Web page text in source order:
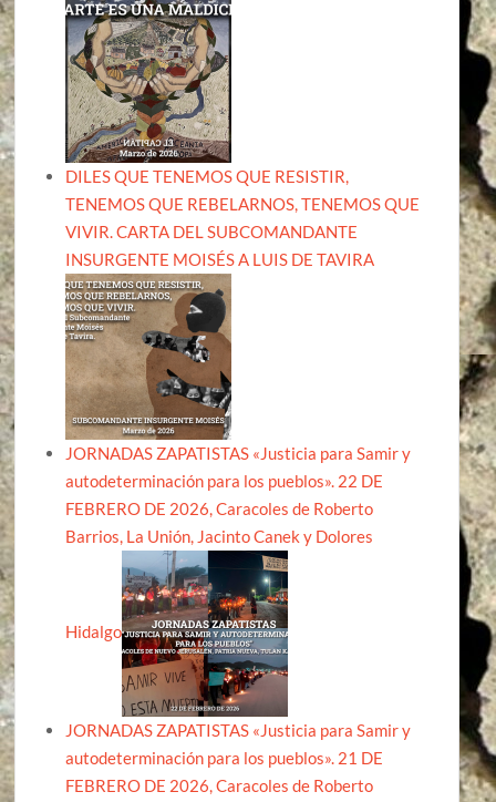
DILES QUE TENEMOS QUE RESISTIR,
TENEMOS QUE REBELARNOS, TENEMOS QUE
VIVIR. CARTA DEL SUBCOMANDANTE
INSURGENTE MOISÉS A LUIS DE TAVIRA
JORNADAS ZAPATISTAS «Justicia para Samir y
autodeterminación para los pueblos». 22 DE
FEBRERO DE 2026, Caracoles de Roberto
Barrios, La Unión, Jacinto Canek y Dolores
Hidalgo
JORNADAS ZAPATISTAS «Justicia para Samir y
autodeterminación para los pueblos». 21 DE
FEBRERO DE 2026, Caracoles de Roberto